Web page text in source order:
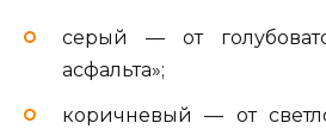
серый — от
асфальта»;
коричневый — от